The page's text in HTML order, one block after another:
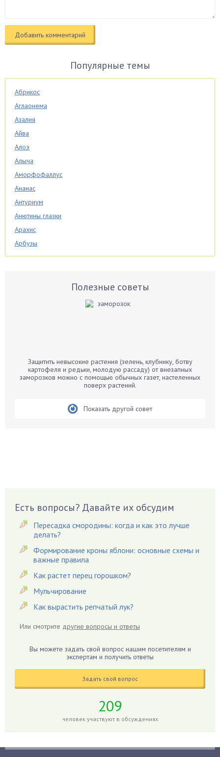
Популярные темы
Абрикос
Аглаонема
Азалия
Айва
Алоэ
Алыча
Аморфофаллус
Ананас
Антуриум
Анютины глазки
Арахис
Арбузы
Аспарагус
Бархатцы
Бегония
Вешенки
Виноград
Вредители
Гардения
Гацания
Гвоздики
Георгины
Гиацинт
Гладиолусы
Гранат
Полезные советы
Защитить невысокие растения (зелень, клубнику, ботву
картофеля и редьки, молодую рассаду) от внезапных
заморозков можно с помощью обычных газет, настеленных
поверх растений.
Показать другой совет
Есть вопросы? Давайте их обсудим
Пересадка смородины: когда и как это лучше
делать?
Формирование кроны яблони: основные схемы и
важные правила
Как растет перец горошком?
Мульчирование
Как вырастить репчатый лук?
Или смотрите другие вопросы и ответы
Вы можете задать свой вопрос нашим посетителям и
экспертам и получить ответы
Задать свой вопрос
209
человек участвуют в обсуждениях